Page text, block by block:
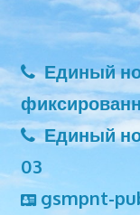
Единый
Единый
03
gsmpnt-